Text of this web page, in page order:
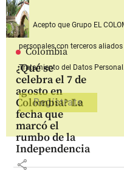
Colombia
¿Qué se
celebra el 7 de
agosto en
Colombia? La
fecha que
marcó el
rumbo de la
Independencia
share
Acepto que Grupo EL
personales con terceros
Tratamiento del Datos Personal.